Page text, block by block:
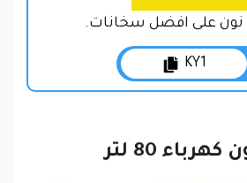
على افضل سخانات.
KY1
80 لتر